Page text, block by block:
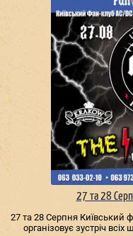
27 та 28
27 та 28 Серпня Київський
організовує зустріч